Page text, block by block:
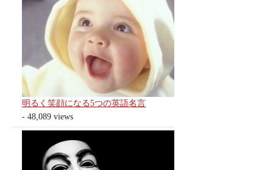
明るく笑顔になる5つの英語名言
- 48,089 views